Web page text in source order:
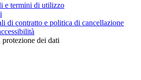
e termini di utilizzo
di contratto e politica di cancellazione
dei dati